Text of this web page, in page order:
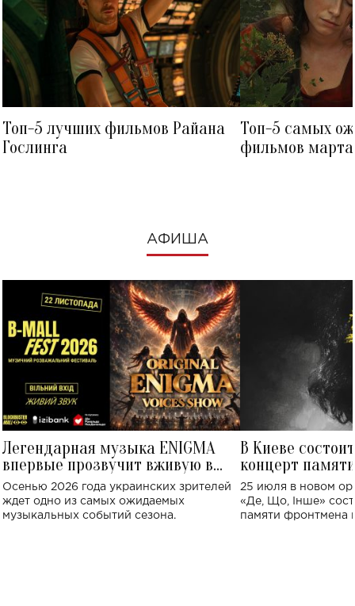
Топ-5 лучших фильмов Райана
Гослинга
Топ-5 самых
фильмов
АФИША
Легендарная музыка ENIGMA
впервые прозвучит вживую в
Украине: где состоится концерт
Осенью 2026 года украинских зрителей
ждет одно из самых ожидаемых
музыкальных событий сезона.
В Киеве
концерт
Клименко:
исполнят песни
25 июля в новом
«Де, Що, Інше»
памяти фронтмена